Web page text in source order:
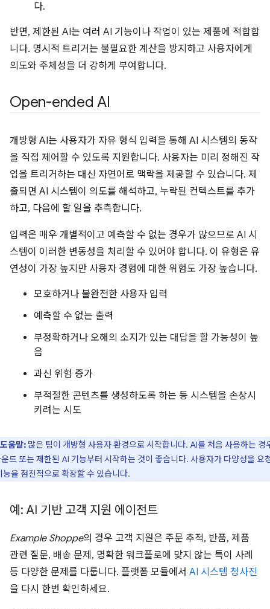
다.
반면, 제한된 AI는 여러 AI 기능이나 작업이 있는 제품에 적합합
니다. 명시적 트리거는 불필요한 계산을 방지하고 사용자에게
의도와 주체성을 더 강하게 부여합니다.
Open-ended AI
개방형 AI는 사용자가 자유 형식 입력을 통해 AI 시스템의 동작
을 직접 제어할 수 있도록 지원합니다. 사용자는 미리 정해진 작
업을 트리거하는 대신 자연어로 맥락을 제공할 수 있습니다. 제
출되면 AI 시스템이 의도를 해석하고, 누락된 컨텍스트를 추가
하고, 다음에 할 일을 추측합니다.
입력은 매우 개별적이고 예측할 수 없는 경우가 많으므로 AI 시
스템이 이러한 변동성을 처리할 수 있어야 합니다. 이 유형은 유
연성이 가장 높지만 사용자 경험에 대한 위험도 가장 높습니다.
모호하거나 불완전한 사용자 입력
예측할 수 없는 출력
부정확하거나 오해의 소지가 있는 대답을 할 가능성이 높
음
과신 위험 증가
부적절한 콘텐츠를 생성하도록 하는 등 시스템을 손상시
키려는 시도
도움말: 많은 팀이 개방형 사용자 환경으로 시작합니다. AI를 처음 사용하는 경
드 또는 제한된 AI 기능부터 시작하는 것이 좋습니다. 사용자가 다양성을 요
능을 점진적으로 확장할 수 있습니다.
예: AI 기반 고객 지원 에이전트
Example Shoppe의 경우 고객 지원은 주문 추적, 반품, 제품
관련 질문, 배송 문제, 명확한 워크플로에 맞지 않는 특이 사례
등 다양한 문제를 다룹니다. 플랫폼 모듈에서 AI 시스템 청사진
을 다시 한번 확인하세요.